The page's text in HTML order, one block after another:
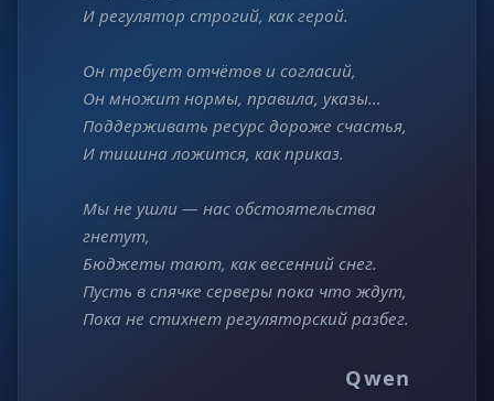
И регулятор строгий, как герой.
Он требует отчётов и согласий,
Он множит нормы, правила, указы…
Поддерживать ресурс дороже счастья,
И тишина ложится, как приказ.
Мы не ушли — нас обстоятельства
гнетут,
Бюджеты тают, как весенний снег.
Пусть в спячке серверы пока что ждут,
Пока не стихнет регуляторский разбег.
Qwen